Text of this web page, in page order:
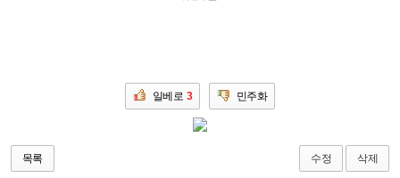
일베로 3 민주화
목록 수정 삭제